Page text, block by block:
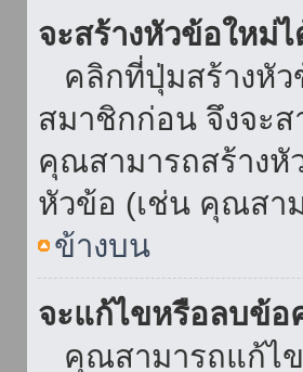
จะสร้างหัวข้อใหม่ไ
คลิกที่ปุ่มสร้างหัว
สมาชิกก่อน จึงจะ
คุณสามารถสร้างหั
หัวข้อ (เช่น คุณสา
ข้างบน
จะแก้ไขหรือลบข้อ
คุณสามารถแก้ไข